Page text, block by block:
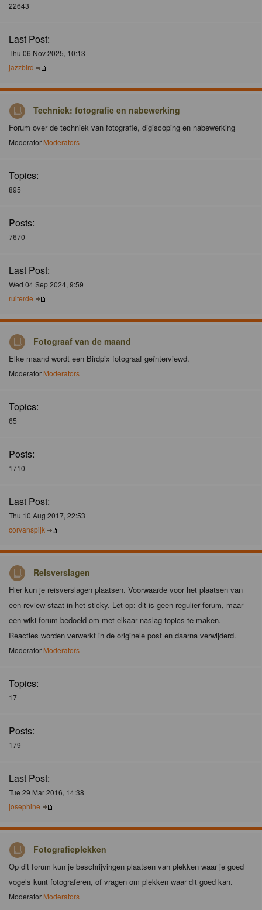
22643
Last Post:
Thu 06 Nov 2025, 10:13
jazzbird
Techniek: fotografie en nabewerking
Forum over de techniek van fotografie, digiscoping en nabewerking
Moderator Moderators
Topics:
895
Posts:
7670
Last Post:
Wed 04 Sep 2024, 9:59
ruiterde
Fotograaf van de maand
Elke maand wordt een Birdpix fotograaf geïnterviewd.
Moderator Moderators
Topics:
65
Posts:
1710
Last Post:
Thu 10 Aug 2017, 22:53
corvanspijk
Reisverslagen
Hier kun je reisverslagen plaatsen. Voorwaarde voor het plaatsen van
een review staat in het sticky. Let op: dit is geen regulier forum, maar
een wiki forum bedoeld om met elkaar naslag-topics te maken.
Reacties worden verwerkt in de originele post en daarna verwijderd.
Moderator Moderators
Topics:
17
Posts:
179
Last Post:
Tue 29 Mar 2016, 14:38
josephine
Fotografieplekken
Op dit forum kun je beschrijvingen plaatsen van plekken waar je goed
vogels kunt fotograferen, of vragen om plekken waar dit goed kan.
Moderator Moderators